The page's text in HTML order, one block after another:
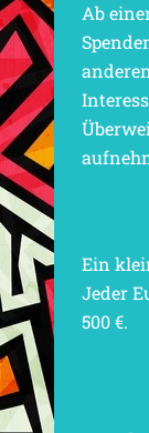
Ab
Ein
Jeder
500 €.